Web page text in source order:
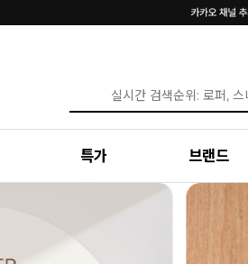
특가 브랜드